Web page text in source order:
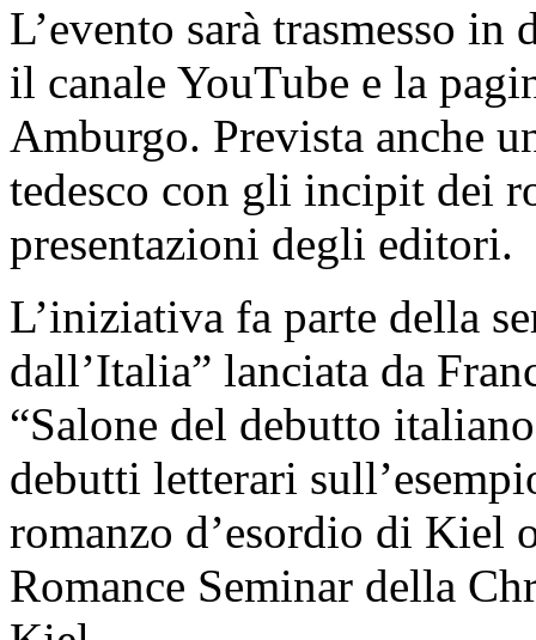
L’evento sarà trasmesso
il canale YouTube e la
Amburgo. Prevista anche
tedesco con gli incipit dei
presentazioni degli editori.
L’iniziativa fa parte della
dall’Italia” lanciata da
“Salone del debutto
debutti letterari
romanzo d’esordio di Kiel
Romance Seminar della